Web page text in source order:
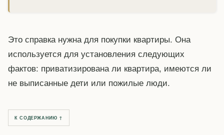
Это справка нужна для покупки квартиры. Она
используется для установления следующих
фактов: приватизирована ли квартира, имеются ли
не выписанные дети или пожилые люди.
К СОДЕРЖАНИЮ ↑